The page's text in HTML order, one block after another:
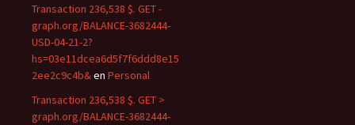
Transaction 236,538 $. GET -
graph.org/BALANCE-3682444-
USD-04-21-2?
hs=03e11dcea6d5f7f6ddd8e15
2ee2c9c4b&en Personal
Transaction 236,538 $. GET >
graph.org/BALANCE-3682444-